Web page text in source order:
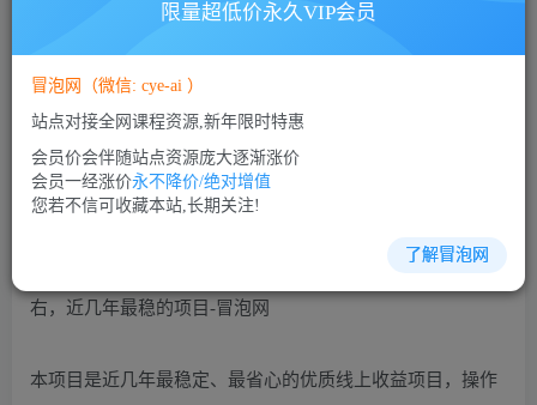
此内容为付费阅读，请付费后查看
10
VIP会员
立即购买
您当前未登录！建议登陆后购买，可保存购买订单
本项目是近几年最稳定、最省心的优质线上收益项目，操作
限量超低价永久VIP会员
冒泡网（微信: cye-ai ）
站点对接全网课程资源,新年限时特惠
会员价会伴随站点资源庞大逐渐涨价
会员一经涨价永不降价/绝对增值
您若不信可收藏本站,长期关注!
了解冒泡网